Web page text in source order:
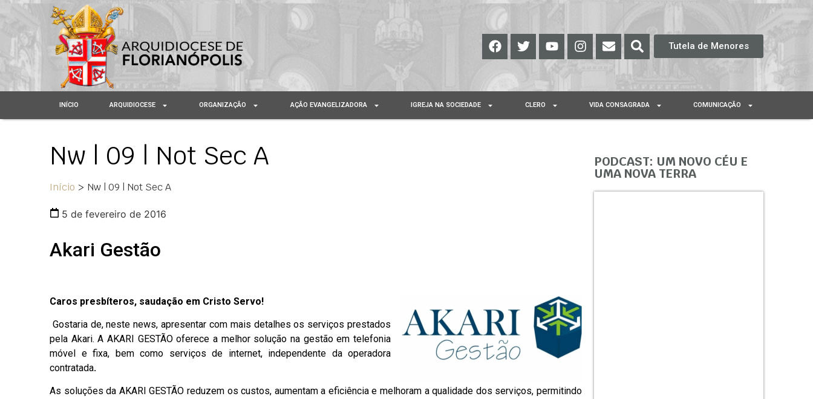
Tutela de Menores
INÍCIO ARQUIDIOCESE ORGANIZAÇÃO AÇÃO EVANGELIZADORA IGREJA NA SOCIEDADE CLERO VIDA CONSAGRADA COMUNICAÇÃO
Nw | 09 | Not Sec A
Início > Nw | 09 | Not Sec A
5 de fevereiro de 2016
Akari Gestão
Caros presbíteros, saudação em Cristo Servo!
Gostaria de, neste news, apresentar com mais detalhes os serviços prestados
pela Akari. A AKARI GESTÃO oferece a melhor solução na gestão em telefonia
móvel e fixa, bem como serviços de internet, independente da operadora
contratada.
As soluções da AKARI GESTÃO reduzem os custos, aumentam a eficiência e melhoram a qualidade dos serviços, permitindo
PODCAST: UM NOVO CÉU E
UMA NOVA TERRA